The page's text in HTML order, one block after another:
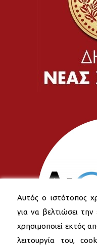
Αυτός ο ιστότοπος
για να βελτιώσει την
χρησιμοποιεί εκτός
λειτουργία του,